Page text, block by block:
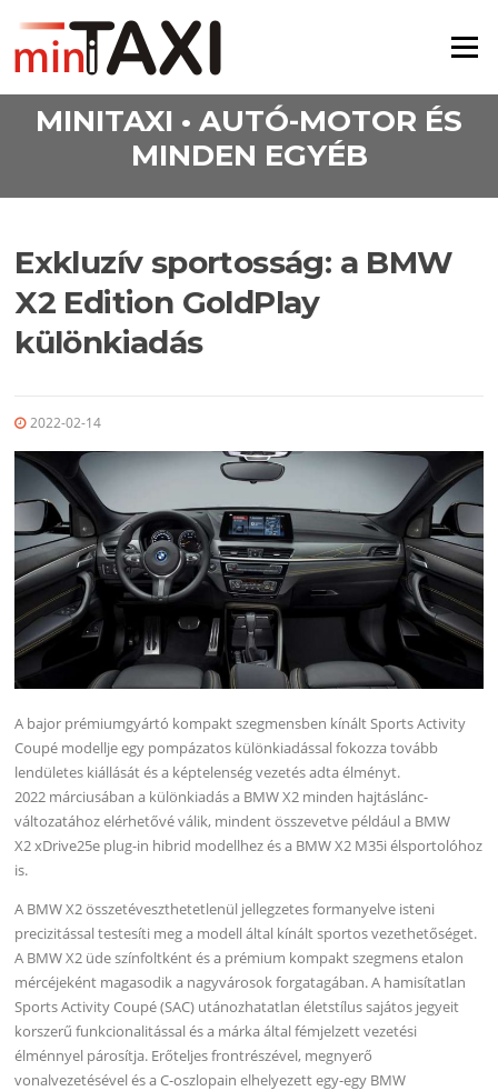
Menü
MINITAXI • AUTÓ-MOTOR ÉS
MINDEN EGYÉB
Exkluzív sportosság: a BMW
X2 Edition GoldPlay
különkiadás
2022-02-14
A bajor prémiumgyártó kompakt szegmensben kínált Sports Activity
Coupé modellje egy pompázatos különkiadással fokozza tovább
lendületes kiállását és a képtelenség vezetés adta élményt.
2022 márciusában a különkiadás a BMW X2 minden hajtáslánc-
változatához elérhetővé válik, mindent összevetve például a BMW
X2 xDrive25e plug-in hibrid modellhez és a BMW X2 M35i élsportolóhoz
is.
A BMW X2 összetéveszthetetlenül jellegzetes formanyelve isteni
precizitással testesíti meg a modell által kínált sportos vezethetőséget.
A BMW X2 üde színfoltként és a prémium kompakt szegmens etalon
mércéjeként magasodik a nagyvárosok forgatagában. A hamisítatlan
Sports Activity Coupé (SAC) utánozhatatlan életstílus sajátos jegyeit
korszerű funkcionalitással és a márka által fémjelzett vezetési
élménnyel párosítja. Erőteljes frontrészével, megnyerő
vonalvezetésével és a C-oszlopain elhelyezett egy-egy BMW